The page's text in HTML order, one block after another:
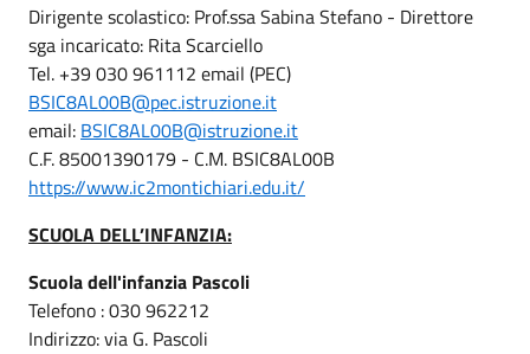
Dirigente scolastico: Prof.ssa Sabina Stefano - Direttore
sga incaricato: Rita Scarciello
Tel. +39 030 961112 email (PEC)
BSIC8AL00B@pec.istruzione.it
email: BSIC8AL00B@istruzione.it
C.F. 85001390179 - C.M. BSIC8AL00B
https://www.ic2montichiari.edu.it/
SCUOLA DELL’INFANZIA:
Scuola dell'infanzia Pascoli
Telefono : 030 962212
Indirizzo: via G. Pascoli